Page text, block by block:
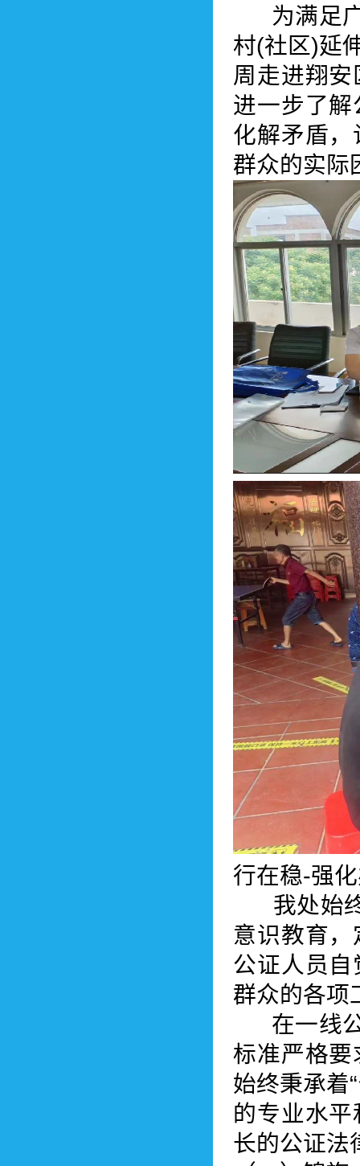
为满足广
村(社区)延
周走进翔
进一步了
化解矛盾
群众的实际
行在稳-强
我处始终
意识教育
公证人员
群众的各项
在一线公
标准严格
始终秉承着
的专业水
长的公证法